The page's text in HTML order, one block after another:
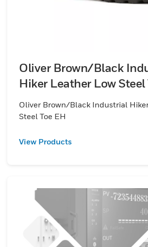
Oliver Brown/Black
Hiker Leather Low Steel
Oliver Brown/Black Industrial
Steel Toe EH
View Products